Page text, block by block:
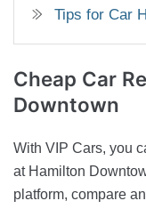
Tips for Car
Cheap Car
Downtown
With VIP Cars, you
at Hamilton
platform, compare